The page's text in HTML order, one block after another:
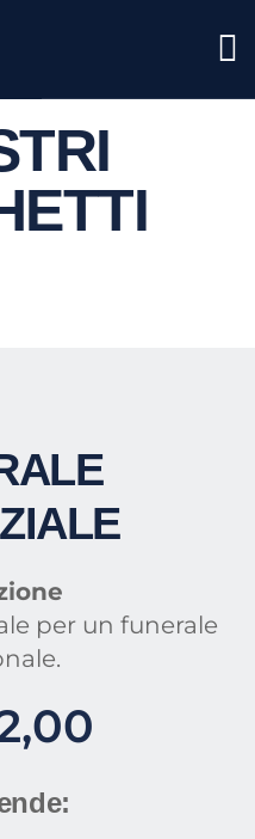
per un funerale